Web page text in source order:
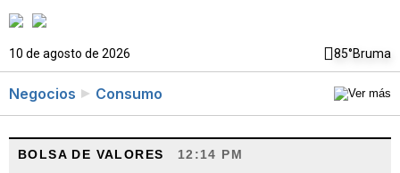
10 de agosto de 2026 85°Bruma
Negocios Consumo
BOLSA DE VALORES 12:14 PM